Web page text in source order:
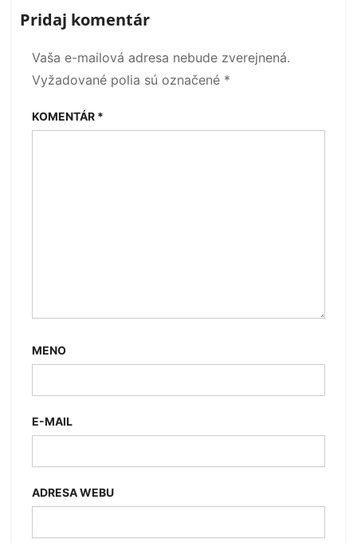
Pridaj komentár
Vaša e-mailová adresa nebude zverejnená.
Vyžadované polia sú označené *
KOMENTÁR *
MENO
E-MAIL
ADRESA WEBU